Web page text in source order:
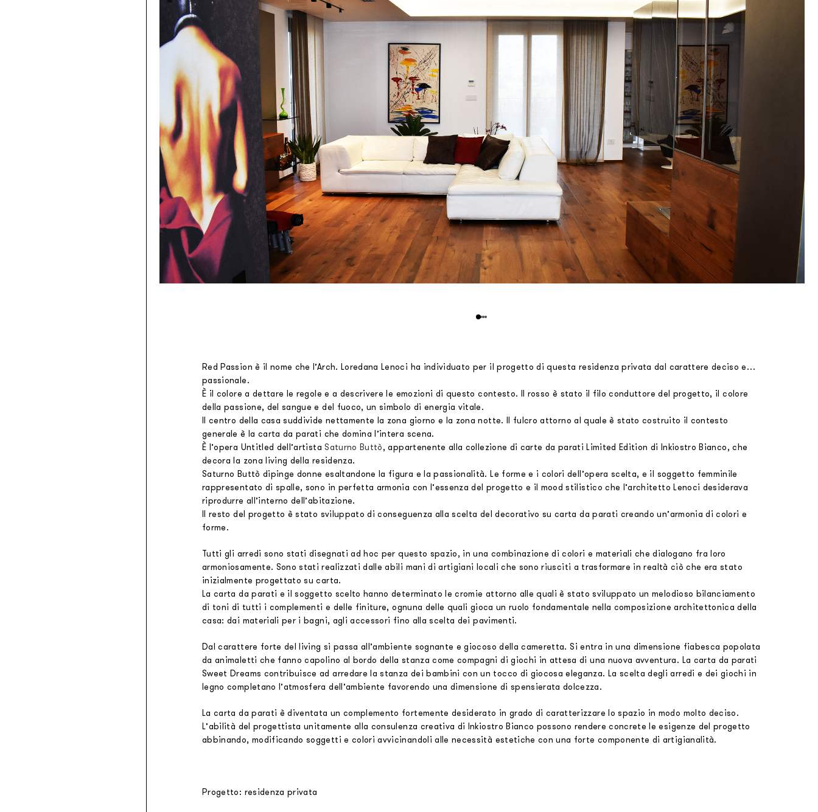
Red Passion è il nome che l’Arch. Loredana Lenoci ha individuato per il progetto di questa residenza privata dal carattere deciso e…
passionale.
È il colore a dettare le regole e a descrivere le emozioni di questo contesto. Il rosso è stato il filo conduttore del progetto, il colore
della passione, del sangue e del fuoco, un simbolo di energia vitale.
Il centro della casa suddivide nettamente la zona giorno e la zona notte. Il fulcro attorno al quale è stato costruito il contesto
generale è la carta da parati che domina l’intera scena.
È l’opera Untitled dell’artistaSaturno Buttò, appartenente alla collezione di carte da parati Limited Edition di Inkiostro Bianco, che
decora la zona living della residenza.
Saturno Buttò dipinge donne esaltandone la figura e la passionalità. Le forme e i colori dell’opera scelta, e il soggetto femminile
rappresentato di spalle, sono in perfetta armonia con l’essenza del progetto e il mood stilistico che l’architetto Lenoci desiderava
riprodurre all’interno dell’abitazione.
Il resto del progetto è stato sviluppato di conseguenza alla scelta del decorativo su carta da parati creando un’armonia di colori e
forme.
Tutti gli arredi sono stati disegnati ad hoc per questo spazio, in una combinazione di colori e materiali che dialogano fra loro
armoniosamente. Sono stati realizzati dalle abili mani di artigiani locali che sono riusciti a trasformare in realtà ciò che era stato
inizialmente progettato su carta.
La carta da parati e il soggetto scelto hanno determinato le cromie attorno alle quali è stato sviluppato un melodioso bilanciamento
di toni di tutti i complementi e delle finiture, ognuna delle quali gioca un ruolo fondamentale nella composizione architettonica della
casa: dai materiali per i bagni, agli accessori fino alla scelta dei pavimenti.
Dal carattere forte del living si passa all’ambiente sognante e giocoso della cameretta. Si entra in una dimensione fiabesca popolata
da animaletti che fanno capolino al bordo della stanza come compagni di giochi in attesa di una nuova avventura. La carta da parati
Sweet Dreams contribuisce ad arredare la stanza dei bambini con un tocco di giocosa eleganza. La scelta degli arredi e dei giochi in
legno completano l’atmosfera dell’ambiente favorendo una dimensione di spensierata dolcezza.
La carta da parati è diventata un complemento fortemente desiderato in grado di caratterizzare lo spazio in modo molto deciso.
L’abilità del progettista unitamente alla consulenza creativa di Inkiostro Bianco possono rendere concrete le esigenze del progetto
abbinando, modificando soggetti e colori avvicinandoli alle necessità estetiche con una forte componente di artigianalità.
Progetto: residenza privata